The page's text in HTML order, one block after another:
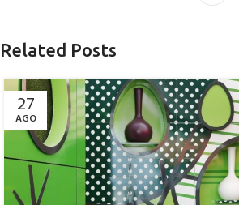
Related Posts
27
AGO